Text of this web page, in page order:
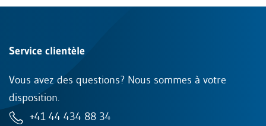
Service clientèle
Vous avez des questions? Nous sommes à votre
disposition.
+41 44 434 88 34